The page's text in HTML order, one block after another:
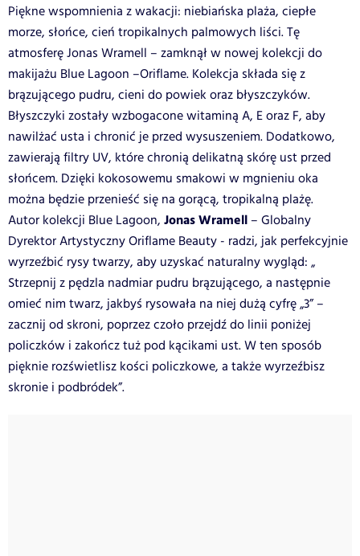
Piękne wspomnienia z wakacji: niebiańska plaża, ciepłe
morze, słońce, cień tropikalnych palmowych liści. Tę
atmosferę Jonas Wramell – zamknął w nowej kolekcji do
makijażu Blue Lagoon –Oriflame. Kolekcja składa się z
brązującego pudru, cieni do powiek oraz błyszczyków.
Błyszczyki zostały wzbogacone witaminą A, E oraz F, aby
nawilżać usta i chronić je przed wysuszeniem. Dodatkowo,
zawierają filtry UV, które chronią delikatną skórę ust przed
słońcem. Dzięki kokosowemu smakowi w mgnieniu oka
można będzie przenieść się na gorącą, tropikalną plażę.
Autor kolekcji Blue Lagoon, Jonas Wramell – Globalny
Dyrektor Artystyczny Oriflame Beauty - radzi, jak perfekcyjnie
wyrzeźbić rysy twarzy, aby uzyskać naturalny wygląd: „
Strzepnij z pędzla nadmiar pudru brązującego, a następnie
omieć nim twarz, jakbyś rysowała na niej dużą cyfrę „3” –
zacznij od skroni, poprzez czoło przejdź do linii poniżej
policzków i zakończ tuż pod kącikami ust. W ten sposób
pięknie rozświetlisz kości policzkowe, a także wyrzeźbisz
skronie i podbródek”.